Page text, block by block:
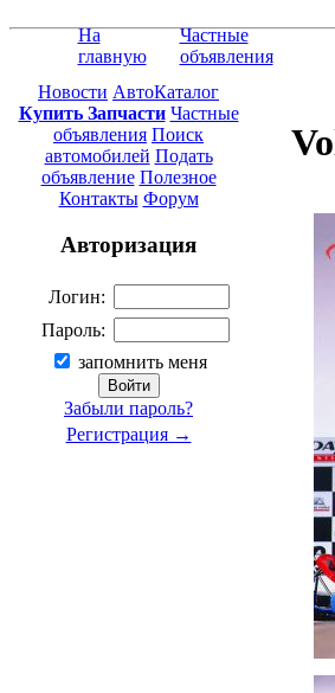
На
главную
Частные
объявления
Новости АвтоКаталог
Купить Запчасти Частные
объявления Поиск
автомобилей Подать
объявление Полезное
Контакты Форум
Авторизация
Логин:
Пароль:
запомнить меня
Забыли пароль?
Регистрация →